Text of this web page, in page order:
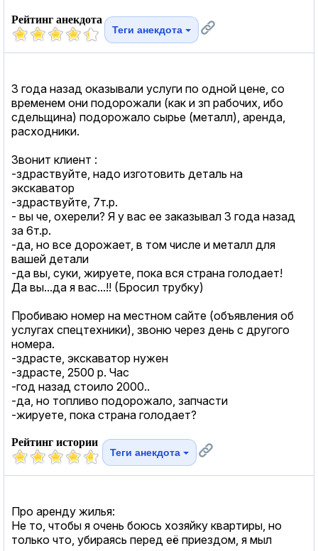
Рейтинг анекдота
Теги анекдота
3 года назад оказывали услуги по одной цене, со
временем они подорожали (как и зп рабочих, ибо
сдельщина) подорожало сырье (металл), аренда,
расходники.
Звонит клиент :
-здраствуйте, надо изготовить деталь на
экскаватор
-здраствуйте, 7т.р.
- вы че, охерели? Я у вас ее заказывал 3 года назад
за 6т.р.
-да, но все дорожает, в том числе и металл для
вашей детали
-да вы, суки, жируете, пока вся страна голодает!
Да вы...да я вас...!! (Бросил трубку)
Пробиваю номер на местном сайте (объявления об
услугах спецтехники), звоню через день с другого
номера.
-здрасте, экскаватор нужен
-здрасте, 2500 р. Час
-год назад стоило 2000..
-да, но топливо подорожало, запчасти
-жируете, пока страна голодает?
Рейтинг истории
Теги анекдота
Про аренду жилья:
Не то, чтобы я очень боюсь хозяйку квартиры, но
только что, убираясь перед её приездом, я мыл